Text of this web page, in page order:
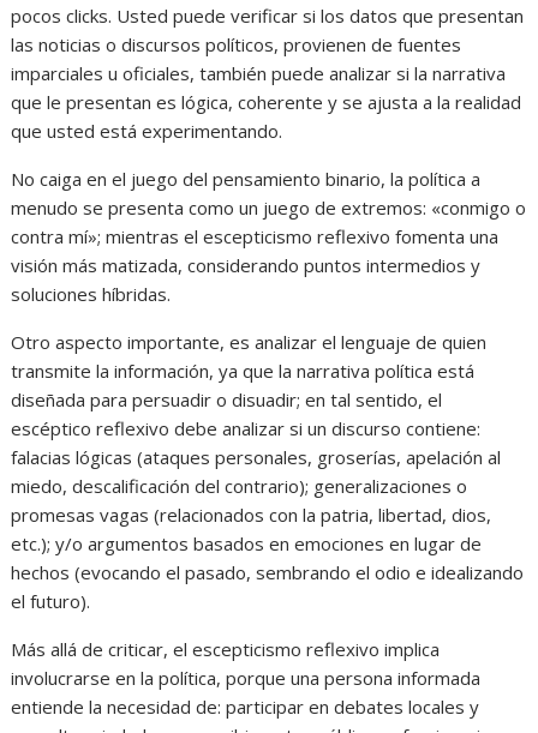
pocos clicks. Usted puede verificar si los datos que presentan
las noticias o discursos políticos, provienen de fuentes
imparciales u oficiales, también puede analizar si la narrativa
que le presentan es lógica, coherente y se ajusta a la realidad
que usted está experimentando.
No caiga en el juego del pensamiento binario, la política a
menudo se presenta como un juego de extremos: «conmigo o
contra mí»; mientras el escepticismo reflexivo fomenta una
visión más matizada, considerando puntos intermedios y
soluciones híbridas.
Otro aspecto importante, es analizar el lenguaje de quien
transmite la información, ya que la narrativa política está
diseñada para persuadir o disuadir; en tal sentido, el
escéptico reflexivo debe analizar si un discurso contiene:
falacias lógicas (ataques personales, groserías, apelación al
miedo, descalificación del contrario); generalizaciones o
promesas vagas (relacionados con la patria, libertad, dios,
etc.); y/o argumentos basados en emociones en lugar de
hechos (evocando el pasado, sembrando el odio e idealizando
el futuro).
Más allá de criticar, el escepticismo reflexivo implica
involucrarse en la política, porque una persona informada
entiende la necesidad de: participar en debates locales y